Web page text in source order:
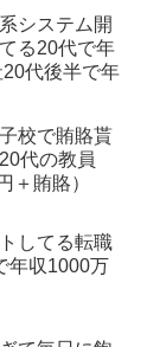
システム開
る20代で年
代後半で年
校で賄賂貰
代の教員
＋賄賂）
してる転職
年収1000万